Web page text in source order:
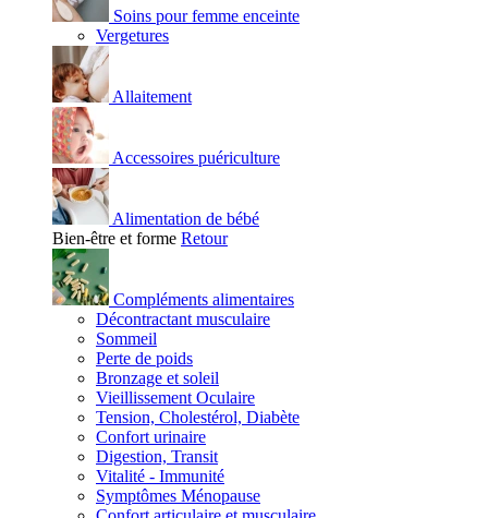
Soins pour femme enceinte
Vergetures
Allaitement
Accessoires puériculture
Alimentation de bébé
Bien-être et forme Retour
Compléments alimentaires
Décontractant musculaire
Sommeil
Perte de poids
Bronzage et soleil
Vieillissement Oculaire
Tension, Cholestérol, Diabète
Confort urinaire
Digestion, Transit
Vitalité - Immunité
Symptômes Ménopause